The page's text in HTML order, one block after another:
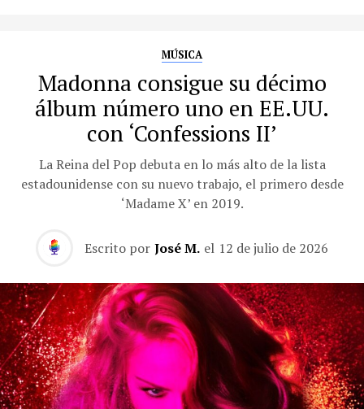
MÚSICA
Madonna consigue su décimo
álbum número uno en EE.UU.
con ‘Confessions II’
La Reina del Pop debuta en lo más alto de la lista
estadounidense con su nuevo trabajo, el primero desde
‘Madame X’ en 2019.
Escrito por José M. el 12 de julio de 2026